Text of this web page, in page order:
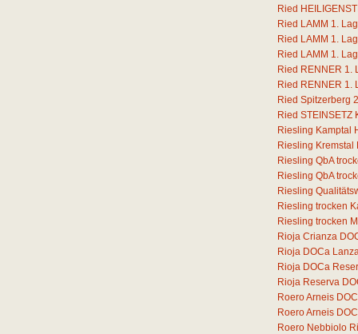
Ried
Ried LAMM 1.
Ried LAMM 1.
Ried LAMM 1.
Ried RENNER 1.
Ried RENNER 1.
Ried Spitzerberg
Ried STEINSETZ
Riesling Kamptal
Riesling
Riesling QbA
Riesling QbA
Riesling
Riesling trocken
Riesling trocken
Rioja Crianza
Rioja DOCa
Rioja DOCa
Rioja Reserva
Roero Arneis
Roero Arneis
Roero Nebbiolo